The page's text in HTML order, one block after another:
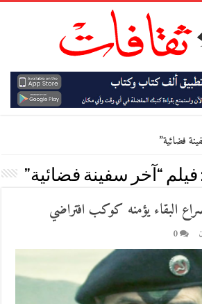
فضائية”
فيلم “آخر سفينة فضائية”
البقاء يؤمنه كوكب افتراضي
0